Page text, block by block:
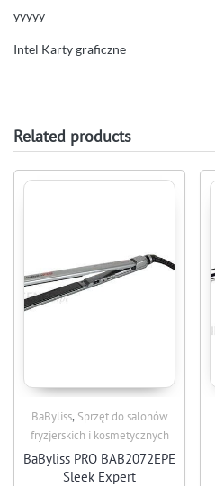
yyyyy
Intel Karty graficzne
Related products
BaByliss, Sprzęt do salonów
fryzjerskich i kosmetycznych
BaByliss PRO BAB2072EPE
Sleek Expert